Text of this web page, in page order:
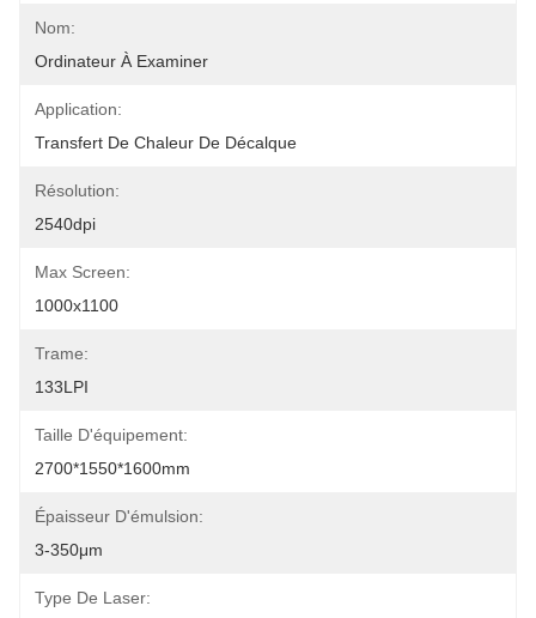
Nom:
Ordinateur À Examiner
Application:
Transfert De Chaleur De Décalque
Résolution:
2540dpi
Max Screen:
1000x1100
Trame:
133LPI
Taille D'équipement:
2700*1550*1600mm
Épaisseur D'émulsion:
3-350μm
Type De Laser: